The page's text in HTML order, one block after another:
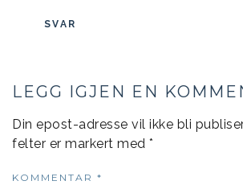
SVAR
LEGG IGJEN EN
Din epost-adresse vil ikke bli
felter er markert med *
KOMMENTAR *